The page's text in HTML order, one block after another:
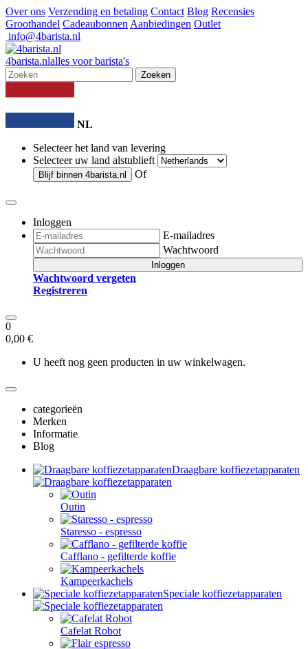
Over ons Verzending en betaling Contact Blog Recensies
Groothandel Cadeaubonnen Aanbiedingen Outlet
info@4barista.nl
4barista.nlalles voor barista's
Zoeken
NL
Selecteer het land van levering
Selecteer uw land alstublieft
Blijf binnen 4barista.nl Of
Inloggen
E-mailadres
Wachtwoord
Inloggen
Wachtwoord vergeten
Registreren
0
0,00 €
U heeft nog geen producten in uw winkelwagen.
categorieën
Merken
Informatie
Blog
Draagbare koffiezetapparaten
Outin
Staresso - espresso
Cafflano - gefilterde koffie
Kampeerkachels
Speciale koffiezetapparaten
Cafelat Robot